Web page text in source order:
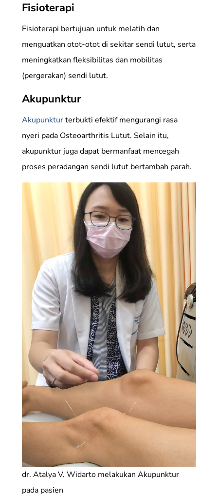
Fisioterapi
Fisioterapi bertujuan untuk melatih dan
menguatkan otot-otot di sekitar sendi lutut, serta
meningkatkan fleksibilitas dan mobilitas
(pergerakan) sendi lutut.
Akupunktur
Akupunkturterbukti efektif mengurangi rasa
nyeri pada Osteoarthritis Lutut. Selain itu,
akupunktur juga dapat bermanfaat mencegah
proses peradangan sendi lutut bertambah parah.
dr. Atalya V. Widarto melakukan Akupunktur
pada pasien